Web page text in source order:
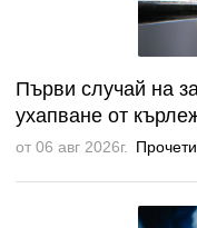
Първи случай на
ухапване от
от 06 авг 2026г.